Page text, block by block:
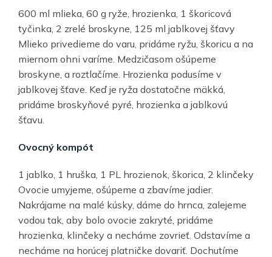
600 ml mlieka, 60 g ryže, hrozienka, 1 škoricová
tyčinka, 2 zrelé broskyne, 125 ml jablkovej šťavy
Mlieko privedieme do varu, pridáme ryžu, škoricu a na
miernom ohni varíme. Medzičasom ošúpeme
broskyne, a roztlačíme. Hrozienka podusíme v
jablkovej šťave. Keď je ryža dostatočne mäkká,
pridáme broskyňové pyré, hrozienka a jablkovú
šťavu.
Ovocný kompót
1 jablko, 1 hruška, 1 PL hrozienok, škorica, 2 klinčeky
Ovocie umyjeme, ošúpeme a zbavíme jadier.
Nakrájame na malé kúsky, dáme do hrnca, zalejeme
vodou tak, aby bolo ovocie zakryté, pridáme
hrozienka, klinčeky a necháme zovrieť. Odstavíme a
necháme na horúcej platničke dovariť. Dochutíme